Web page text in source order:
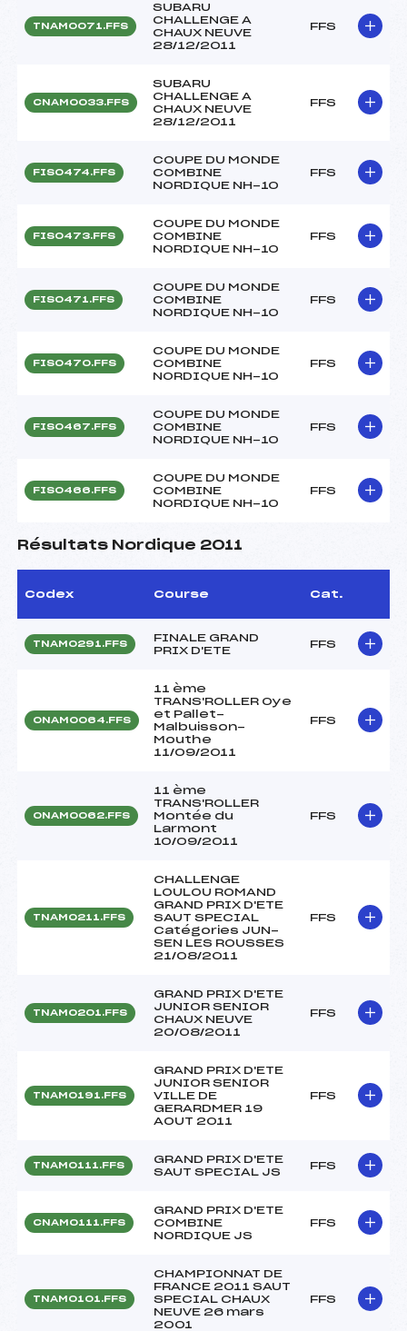
TNAM0071.FFS
SUBARU
CHALLENGE A
CHAUX NEUVE
28/12/2011
FFS
CNAM0033.FFS
SUBARU
CHALLENGE A
CHAUX NEUVE
28/12/2011
FFS
FIS0474.FFS
COUPE DU MONDE
COMBINE
NORDIQUE NH-10
FFS
FIS0473.FFS
COUPE DU MONDE
COMBINE
NORDIQUE NH-10
FFS
FIS0471.FFS
COUPE DU MONDE
COMBINE
NORDIQUE NH-10
FFS
FIS0470.FFS
COUPE DU MONDE
COMBINE
NORDIQUE NH-10
FFS
FIS0467.FFS
COUPE DU MONDE
COMBINE
NORDIQUE NH-10
FFS
FIS0466.FFS
COUPE DU MONDE
COMBINE
NORDIQUE NH-10
FFS
Résultats Nordique 2011
Codex Course Cat.
TNAM0291.FFS
FINALE GRAND
PRIX D'ETE
FFS
ONAM0064.FFS
11 ème
TRANS'ROLLER Oye
et Pallet-
Malbuisson-
Mouthe
11/09/2011
FFS
ONAM0062.FFS
11 ème
TRANS'ROLLER
Montée du
Larmont
10/09/2011
FFS
TNAM0211.FFS
CHALLENGE
LOULOU ROMAND
GRAND PRIX D'ETE
SAUT SPECIAL
Catégories JUN-
SEN LES ROUSSES
21/08/2011
FFS
TNAM0201.FFS
GRAND PRIX D'ETE
JUNIOR SENIOR
CHAUX NEUVE
20/08/2011
FFS
TNAM0191.FFS
GRAND PRIX D'ETE
JUNIOR SENIOR
VILLE DE
GERARDMER 19
AOUT 2011
FFS
TNAM0111.FFS
GRAND PRIX D'ETE
SAUT SPECIAL JS
FFS
CNAM0111.FFS
GRAND PRIX D'ETE
COMBINE
NORDIQUE JS
FFS
TNAM0101.FFS
CHAMPIONNAT DE
FRANCE 2011 SAUT
SPECIAL CHAUX
NEUVE 26 mars
2001
FFS